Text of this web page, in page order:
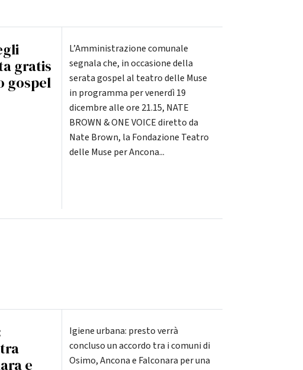
gratis
gospel
L’Amministrazione comunale
segnala che, in occasione della
serata gospel al teatro delle Muse
in programma per venerdì 19
dicembre alle ore 21.15, NATE
BROWN & ONE VOICE diretto da
Nate Brown, la Fondazione Teatro
delle Muse per Ancona...
e
Igiene urbana: presto verrà
concluso un accordo tra i comuni di
Osimo, Ancona e Falconara per una